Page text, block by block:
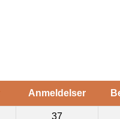
Anmeldelser
37